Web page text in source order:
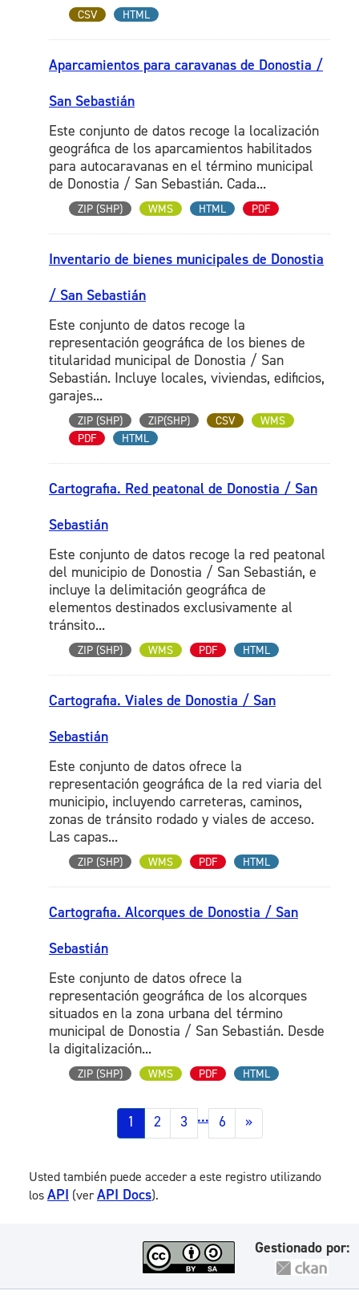
CSV HTML
Aparcamientos para caravanas de Donostia /
San Sebastián
Este conjunto de datos recoge la localización
geográfica de los aparcamientos habilitados
para autocaravanas en el término municipal
de Donostia / San Sebastián. Cada...
ZIP (SHP) WMS HTML PDF
Inventario de bienes municipales de Donostia
/ San Sebastián
Este conjunto de datos recoge la
representación geográfica de los bienes de
titularidad municipal de Donostia / San
Sebastián. Incluye locales, viviendas, edificios,
garajes...
ZIP (SHP) ZIP(SHP) CSV
WMS
PDF
HTML
Cartografia. Red peatonal de Donostia / San
Sebastián
Este conjunto de datos recoge la red peatonal
del municipio de Donostia / San Sebastián, e
incluye la delimitación geográfica de
elementos destinados exclusivamente al
tránsito...
ZIP (SHP) WMS PDF HTML
Cartografia. Viales de Donostia / San
Sebastián
Este conjunto de datos ofrece la
representación geográfica de la red viaria del
municipio, incluyendo carreteras, caminos,
zonas de tránsito rodado y viales de acceso.
Las capas...
ZIP (SHP) WMS PDF HTML
Cartografia. Alcorques de Donostia / San
Sebastián
Este conjunto de datos ofrece la
representación geográfica de los alcorques
situados en la zona urbana del término
municipal de Donostia / San Sebastián. Desde
la digitalización...
ZIP (SHP) WMS PDF HTML
1 2 3 ... 6 »
Usted también puede acceder a este registro utilizando
los API (verAPI Docs).
Gestionado por: